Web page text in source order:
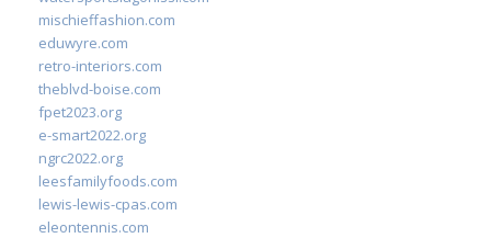
mischieffashion.com
eduwyre.com
retro-interiors.com
theblvd-boise.com
fpet2023.org
e-smart2022.org
ngrc2022.org
leesfamilyfoods.com
lewis-lewis-cpas.com
eleontennis.com